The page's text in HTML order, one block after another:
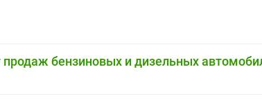
продаж бензиновых и дизельных